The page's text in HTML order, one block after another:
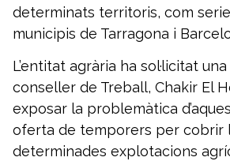
determinats territoris, com
municipis de Tarragona i
L’entitat agrària ha sol·licitat
conseller de Treball, Chakir El
exposar la problemàtica
oferta de temporers per cobrir
determinades explotacions